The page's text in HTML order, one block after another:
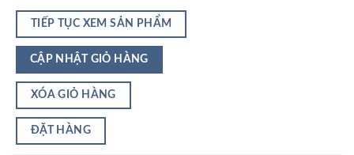
TIẾP TỤC XEM SẢN PHẨM
XÓA GIỎ HÀNG
ĐẶT HÀNG